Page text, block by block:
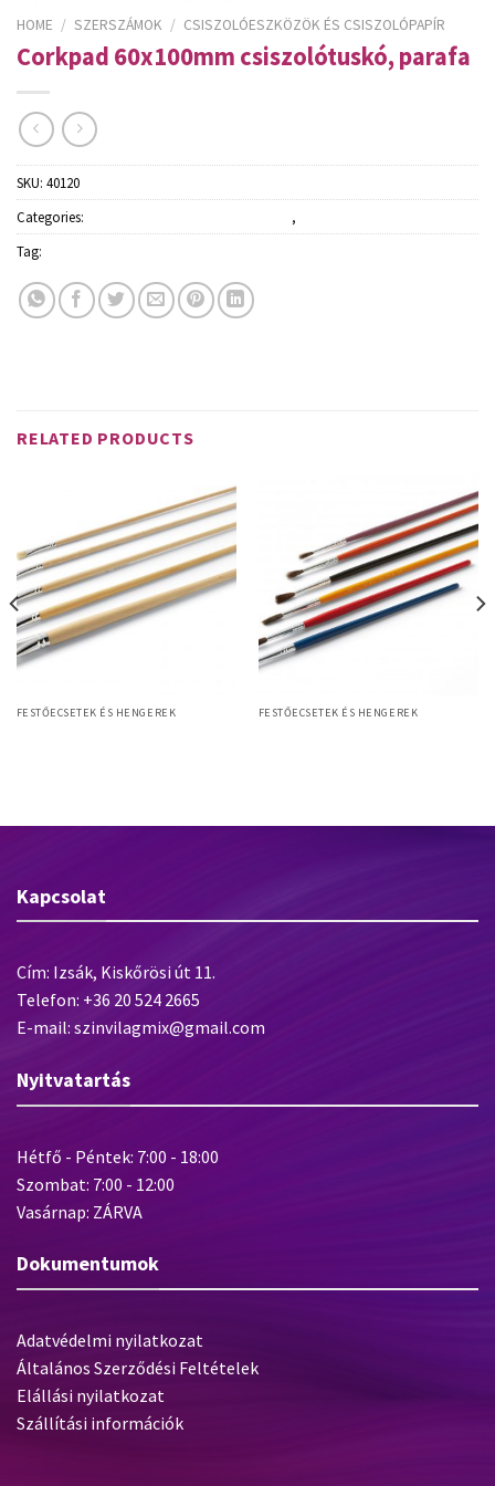
HOME / SZERSZÁMOK / CSISZOLÓESZKÖZÖK ÉS CSISZOLÓPAPÍR
Corkpad 60x100mm csiszolótuskó, parafa
SKU: 40120
Categories:
,
Tag:
RELATED PRODUCTS
FESTŐECSETEK ÉS HENGEREK FESTŐECSETEK ÉS HENGEREK
Kapcsolat
Cím: Izsák, Kiskőrösi út 11.
Telefon: +36 20 524 2665
E-mail: szinvilagmix@gmail.com
Nyitvatartás
Hétfő - Péntek: 7:00 - 18:00
Szombat: 7:00 - 12:00
Vasárnap: ZÁRVA
Dokumentumok
Adatvédelmi nyilatkozat
Általános Szerződési Feltételek
Elállási nyilatkozat
Szállítási információk